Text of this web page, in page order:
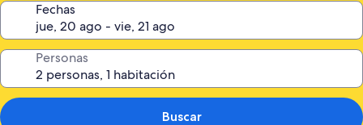
Fechas
Personas
Buscar